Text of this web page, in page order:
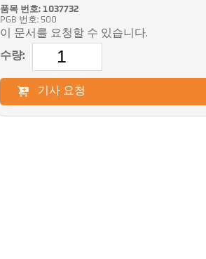
품목 번호: 1037732
PGB 번호: 500
이 문서를 요청할 수 있습니다.
수량:
기사 요청